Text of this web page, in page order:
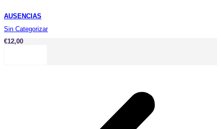
AUSENCIAS
Sin Categorizar
€12,00